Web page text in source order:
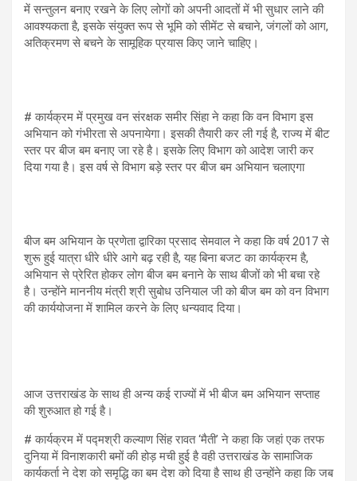
में सन्तुलन बनाए रखने के लिए लोगों को अपनी आदतों में भी सुधार लाने की
आवश्यकता है, इसके संयुक्त रूप से भूमि को सीमेंट से बचाने, जंगलों को आग,
अतिक्रमण से बचने के सामूहिक प्रयास किए जाने चाहिए।
# कार्यक्रम में प्रमुख वन संरक्षक समीर सिंहा ने कहा कि वन विभाग इस
अभियान को गंभीरता से अपनायेगा। इसकी तैयारी कर ली गई है, राज्य में बीट
स्तर पर बीज बम बनाए जा रहे है। इसके लिए विभाग को आदेश जारी कर
दिया गया है। इस वर्ष से विभाग बड़े स्तर पर बीज बम अभियान चलाएगा
बीज बम अभियान के प्रणेता द्वारिका प्रसाद सेमवाल ने कहा कि वर्ष 2017 से
शुरू हुई यात्रा धीरे धीरे आगे बढ़ रही है, यह बिना बजट का कार्यक्रम है,
अभियान से प्रेरित होकर लोग बीज बम बनाने के साथ बीजों को भी बचा रहे
है। उन्होंने माननीय मंत्री श्री सुबोध उनियाल जी को बीज बम को वन विभाग
की कार्ययोजना में शामिल करने के लिए धन्यवाद दिया।
आज उत्तराखंड के साथ ही अन्य कई राज्यों में भी बीज बम अभियान सप्ताह
की शुरुआत हो गई है।
# कार्यक्रम में पद्मश्री कल्याण सिंह रावत ‘मैती’ ने कहा कि जहां एक तरफ
दुनिया में विनाशकारी बमों की होड़ मची हुई है वही उत्तराखंड के सामाजिक
कार्यकर्ता ने देश को समृद्धि का बम देश को दिया है साथ ही उन्होंने कहा कि जब